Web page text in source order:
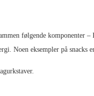
følgende komponenter
Noen eksempler på snacks